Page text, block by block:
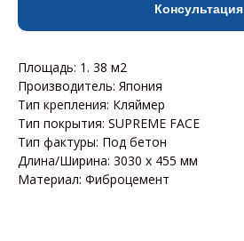
Консультация
Площадь: 1. 38 м2
Производитель: Япония
Тип крепления: Кляймер
Тип покрытия: SUPREME FACE
Тип фактуры: Под бетон
Длина/Ширина: 3030 х 455 мм
Материал: Фиброцемент